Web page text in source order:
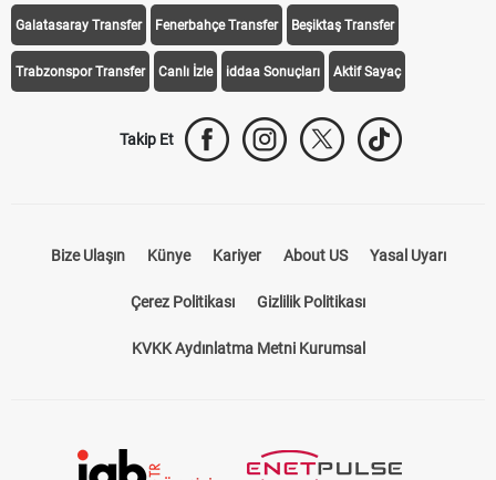
Galatasaray Transfer Fenerbahçe Transfer Beşiktaş Transfer
Trabzonspor Transfer Canlı İzle iddaa Sonuçları Aktif Sayaç
Takip Et
Bize Ulaşın Künye Kariyer About US Yasal Uyarı
Çerez Politikası Gizlilik Politikası
KVKK Aydınlatma Metni Kurumsal